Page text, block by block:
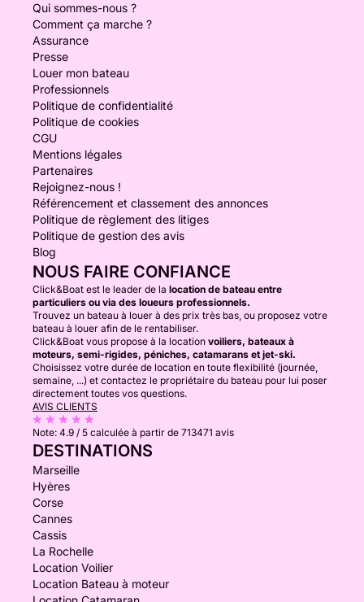
Qui sommes-nous ?
Comment ça marche ?
Assurance
Presse
Louer mon bateau
Professionnels
Politique de confidentialité
Politique de cookies
CGU
Mentions légales
Partenaires
Rejoignez-nous !
Référencement et classement des annonces
Politique de règlement des litiges
Politique de gestion des avis
Blog
NOUS FAIRE CONFIANCE
Click&Boat est le leader de la location de bateau entre
particuliers ou via des loueurs professionnels.
Trouvez un bateau à louer à des prix très bas, ou proposez votre
bateau à louer afin de le rentabiliser.
Click&Boat vous propose à la location voiliers, bateaux à
moteurs, semi-rigides, péniches, catamarans et jet-ski.
Choisissez votre durée de location en toute flexibilité (journée,
semaine, ...) et contactez le propriétaire du bateau pour lui poser
directement toutes vos questions.
AVIS CLIENTS
Note: 4.9 / 5 calculée à partir de 713471 avis
DESTINATIONS
Marseille
Hyères
Corse
Cannes
Cassis
La Rochelle
Location Voilier
Location Bateau à moteur